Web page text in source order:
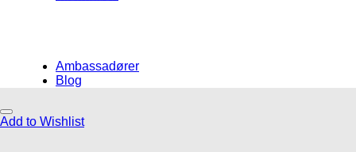
Ambassadører
Blog
Måske kunne nogle af disse produkter
Add to Wishlist